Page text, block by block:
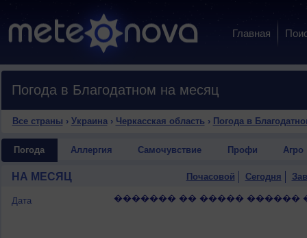
Главная
Погода в Благодатном на месяц
Все страны › Украина› Черкасская область › Погода в
Погода Аллергия Самочувствие Профи Агро
НА МЕСЯЦ Почасовой Сегодня
Дата ������� �� ����� ������